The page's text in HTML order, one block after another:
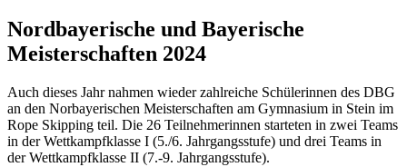
Nordbayerische und Bayerische
Meisterschaften 2024
Auch dieses Jahr nahmen wieder zahlreiche Schülerinnen des DBG
an den Norbayerischen Meisterschaften am Gymnasium in Stein im
Rope Skipping teil. Die 26 Teilnehmerinnen starteten in zwei Teams
in der Wettkampfklasse I (5./6. Jahrgangsstufe) und drei Teams in
der Wettkampfklasse II (7.-9. Jahrgangsstufe).